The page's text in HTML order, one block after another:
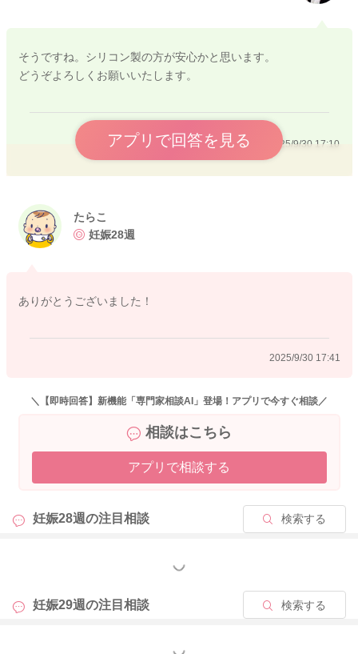
そうですね。シリコン製の方が安心かと思います。
どうぞよろしくお願いいたします。
アプリで回答を見る 2025/9/30 17:10
たらこ
妊娠28週
ありがとうございました！
2025/9/30 17:41
＼【即時回答】新機能「専門家相談AI」登場！アプリで今すぐ相談／
相談はこちら
アプリで相談する
妊娠28週の注目相談 検索する
もっと見る
妊娠29週の注目相談 検索する
もっと見る